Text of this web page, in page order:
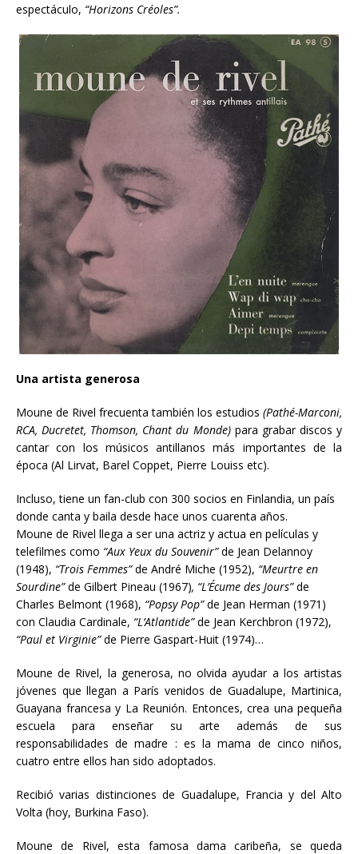
espectáculo, “Horizons Créoles”.
Una artista generosa
Moune de Rivel frecuenta también los estudios (Pathé-Marconi,
RCA, Ducretet, Thomson, Chant du Monde) para grabar discos y
cantar con los músicos antillanos más importantes de la
época (Al Lirvat, Barel Coppet, Pierre Louiss etc).
Incluso, tiene un fan-club con 300 socios en Finlandia, un país
donde canta y baila desde hace unos cuarenta años.
Moune de Rivel llega a ser una actriz y actua en películas y
telefilmes como “Aux Yeux du Souvenir”de Jean Delannoy
(1948), “Trois Femmes”de André Miche (1952), “Meurtre en
Sourdine”de Gilbert Pineau (1967), “L’Écume des Jours”de
Charles Belmont (1968), “Popsy Pop”de Jean Herman (1971)
con Claudia Cardinale, “L’Atlantide”de Jean Kerchbron (1972),
“Paul et Virginie”de Pierre Gaspart-Huit (1974)…
Moune de Rivel, la generosa, no olvida ayudar a los artistas
jóvenes que llegan a París venidos de Guadalupe, Martinica,
Guayana francesa y La Reunión. Entonces, crea una pequeña
escuela para enseñar su arte además de sus
responsabilidades de madre : es la mama de cinco niños,
cuatro entre ellos han sido adoptados.
Recibió varias distinciones de Guadalupe, Francia y del Alto
Volta (hoy, Burkina Faso).
Moune de Rivel, esta famosa dama caribeña, se queda